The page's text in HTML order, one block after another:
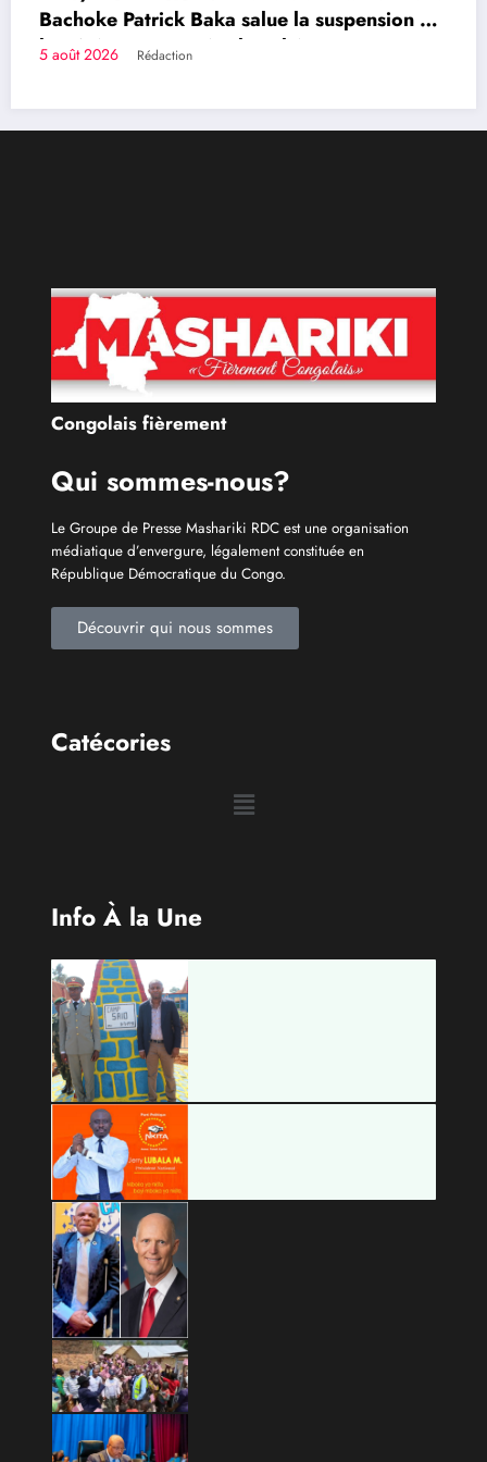
Qui sommes-nous?
Le Groupe de Presse Mashariki RDC est une organisation
médiatique d’envergure, légalement constituée en
République Démocratique du Congo.
Découvrir qui nous sommes
Catécories
Info À la Une